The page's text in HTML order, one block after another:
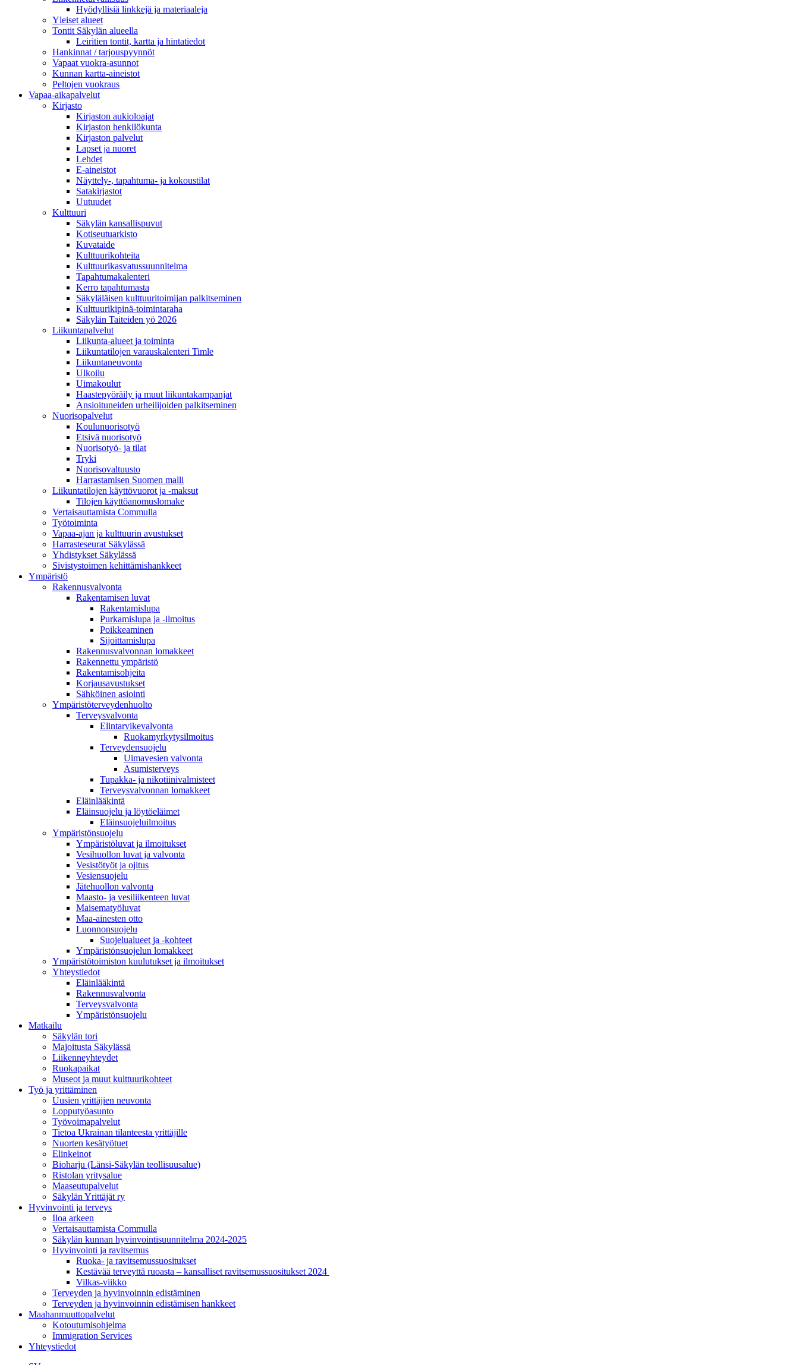
Hyödyllisiä linkkejä ja materiaaleja
Yleiset alueet
Tontit Säkylän alueella
Leiritien tontit, kartta ja hintatiedot
Hankinnat / tarjouspyynnöt
Vapaat vuokra-asunnot
Kunnan kartta-aineistot
Peltojen vuokraus
Vapaa-aika­palvelut
Kirjasto
Kirjaston aukioloajat
Kirjaston henkilökunta
Kirjaston palvelut
Lapset ja nuoret
Lehdet
E-aineistot
Näyttely-, tapahtuma- ja kokoustilat
Satakirjastot
Uutuudet
Kulttuuri
Säkylän kansallispuvut
Kotiseutuarkisto
Kuvataide
Kulttuurikohteita
Kulttuurikasvatussuunnitelma
Tapahtumakalenteri
Kerro tapahtumasta
Säkyläläisen kulttuuritoimijan palkitseminen
Kulttuurikipinä-toimintaraha
Säkylän Taiteiden yö 2026
Liikuntapalvelut
Liikunta-alueet ja toiminta
Liikuntatilojen varauskalenteri Timle
Liikuntaneuvonta
Ulkoilu
Uimakoulut
Haastepyöräily ja muut liikuntakampanjat
Ansioituneiden urheilijoiden palkitseminen
Nuorisopalvelut
Koulunuorisotyö
Etsivä nuorisotyö
Nuorisotyö- ja tilat
Tryki
Nuorisovaltuusto
Harrastamisen Suomen malli
Liikuntatilojen käyttövuorot ja -maksut
Tilojen käyttöanomuslomake
Vertaisauttamista Commulla
Työtoiminta
Vapaa-ajan ja kulttuurin avustukset
Harrasteseurat Säkylässä
Yhdistykset Säkylässä
Sivistystoimen kehittämishankkeet
Ympä­ristö
Rakennusvalvonta
Rakentamisen luvat
Rakentamislupa
Purkamislupa ja -ilmoitus
Poikkeaminen
Sijoittamislupa
Rakennusvalvonnan lomakkeet
Rakennettu ympäristö
Rakentamisohjeita
Korjausavustukset
Sähköinen asiointi
Ympäristöterveydenhuolto
Terveysvalvonta
Elintarvikevalvonta
Ruokamyrkytysilmoitus
Terveydensuojelu
Uimavesien valvonta
Asumisterveys
Tupakka- ja nikotiinivalmisteet
Terveysvalvonnan lomakkeet
Eläinlääkintä
Eläinsuojelu ja löytöeläimet
Eläinsuojeluilmoitus
Ympäristönsuojelu
Ympäristöluvat ja ilmoitukset
Vesihuollon luvat ja valvonta
Vesistötyöt ja ojitus
Vesiensuojelu
Jätehuollon valvonta
Maasto- ja vesiliikenteen luvat
Maisematyöluvat
Maa-ainesten otto
Luonnonsuojelu
Suojelualueet ja -kohteet
Ympäristönsuojelun lomakkeet
Ympäristötoimiston kuulutukset ja ilmoitukset
Yhteystiedot
Eläinlääkintä
Rakennusvalvonta
Terveysvalvonta
Ympäristönsuojelu
Mat­kailu
Säkylän tori
Majoitusta Säkylässä
Liikenneyhteydet
Ruokapaikat
Museot ja muut kulttuurikohteet
Työ ja yrittä­minen
Uusien yrittäjien neuvonta
Lopputyöasunto
Työvoimapalvelut
Tietoa Ukrainan tilanteesta yrittäjille
Nuorten kesätyötuet
Elinkeinot
Bioharju (Länsi-Säkylän teollisuusalue)
Ristolan yritysalue
Maaseutupalvelut
Säkylän Yrittäjät ry
Hyvinvointi ja terveys
Iloa arkeen
Vertaisauttamista Commulla
Säkylän kunnan hyvinvointisuunnitelma 2024-2025
Hyvinvointi ja ravitsemus
Ruoka- ja ravitsemussuositukset
Kestävää terveyttä ruoasta – kansalliset ravitsemussuositukset 2024
Vilkas-viikko
Terveyden ja hyvinvoinnin edistäminen
Terveyden ja hyvinvoinnin edistämisen hankkeet
Maahanmuuttopalvelut
Kotoutumisohjelma
Immigration Services
Yhteystiedot